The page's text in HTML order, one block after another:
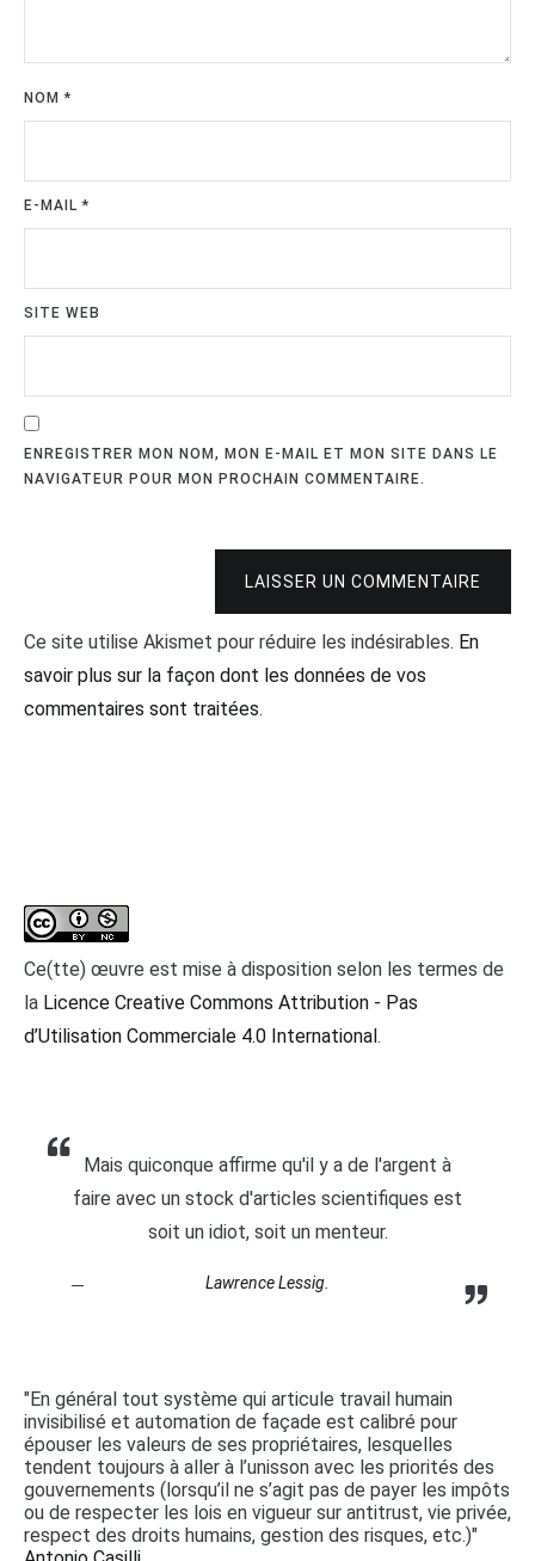
NOM*
E-MAIL*
SITE WEB
ENREGISTRER MON NOM, MON E-MAIL ET MON SITE DANS LE
NAVIGATEUR POUR MON PROCHAIN COMMENTAIRE.
LAISSER UN COMMENTAIRE
Ce site utilise Akismet pour réduire les indésirables. En
savoir plus sur la façon dont les données de vos
commentaires sont traitées.
Ce(tte) œuvre est mise à disposition selon les termes de
la Licence Creative Commons Attribution - Pas
d’Utilisation Commerciale 4.0 International.
Mais quiconque affirme qu'il y a de l'argent à
faire avec un stock d'articles scientifiques est
soit un idiot, soit un menteur.
Lawrence Lessig.
"En général tout système qui articule travail humain
invisibilisé et automation de façade est calibré pour
épouser les valeurs de ses propriétaires, lesquelles
tendent toujours à aller à l’unisson avec les priorités des
gouvernements (lorsqu’il ne s’agit pas de payer les impôts
ou de respecter les lois en vigueur sur antitrust, vie privée,
respect des droits humains, gestion des risques, etc.)"